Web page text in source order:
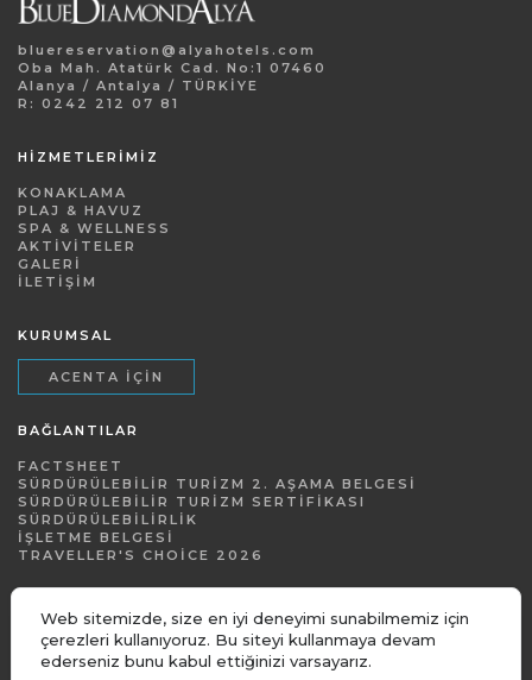
bluereservation@alyahotels.com
Oba Mah. Atatürk Cad. No:1 07460
Alanya / Antalya / TÜRKİYE
R: 0242 212 07 81
HİZMETLERİMİZ
KONAKLAMA
PLAJ & HAVUZ
SPA & WELLNESS
AKTIVITELER
GALERI
İLETIŞIM
KURUMSAL
ACENTA İÇIN
BAĞLANTILAR
FACTSHEET
SÜRDÜRÜLEBILIR TURIZM 2. AŞAMA BELGESI
SÜRDÜRÜLEBILIR TURIZM SERTIFIKASI
SÜRDÜRÜLEBILIRLIK
İŞLETME BELGESI
TRAVELLER'S CHOICE 2026
Web sitemizde, size en iyi deneyimi sunabilmemiz için
çerezleri kullanıyoruz. Bu siteyi kullanmaya devam
ederseniz bunu kabul ettiğinizi varsayarız.